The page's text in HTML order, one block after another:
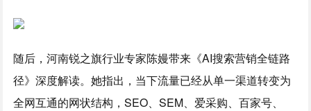
随后，河南锐之旗行业专家陈嫚带来《AI搜索营销全链路
径》深度解读。她指出，当下流量已经从单一渠道转变为
全网互通的网状结构，SEO、SEM、爱采购、百家号、